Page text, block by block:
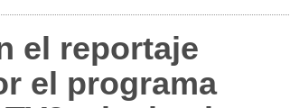
el reportaje
el programa